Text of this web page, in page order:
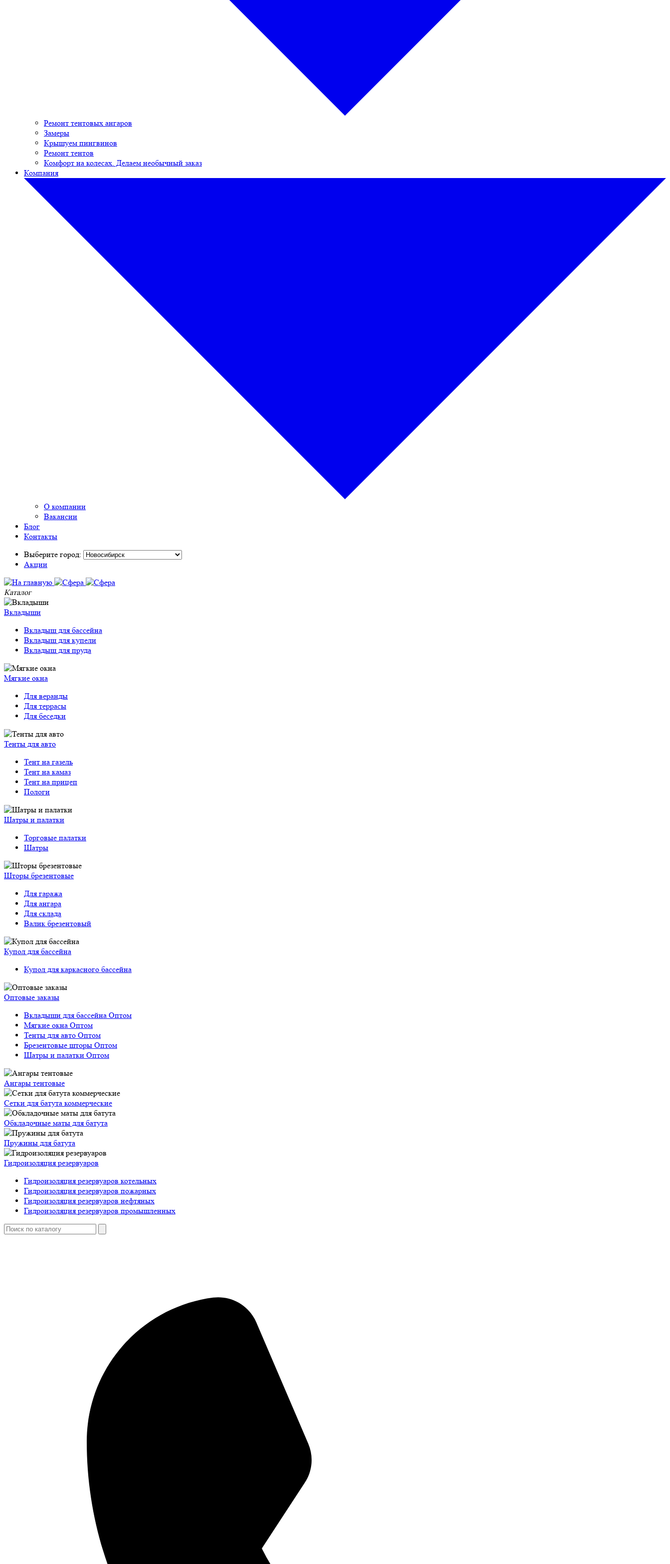
Ремонт тентовых ангаров
Замеры
Крышуем пингвинов
Ремонт тентов
Комфорт на колесах. Делаем необычный заказ
Компания
О компании
Вакансии
Блог
Контакты
Выберите город:
Акции
Каталог
Вкладыши
Вкладыш для бассейна
Вкладыш для купели
Вкладыш для пруда
Мягкие окна
Для веранды
Для террасы
Для беседки
Тенты для авто
Тент на газель
Тент на камаз
Тент на прицеп
Пологи
Шатры и палатки
Торговые палатки
Шатры
Шторы брезентовые
Для гаража
Для ангара
Для склада
Валик брезентовый
Купол для бассейна
Купол для каркасного бассейна
Оптовые заказы
Вкладыши для бассейна Оптом
Мягкие окна Оптом
Тенты для авто Оптом
Брезентовые шторы Оптом
Шатры и палатки Оптом
Ангары тентовые
Сетки для батута коммерческие
Обкладочные маты для батута
Пружины для батута
Гидроизоляция резервуаров
Гидроизоляция резервуаров котельных
Гидроизоляция резервуаров пожарных
Гидроизоляция резервуаров нефтяных
Гидроизоляция резервуаров промышленных